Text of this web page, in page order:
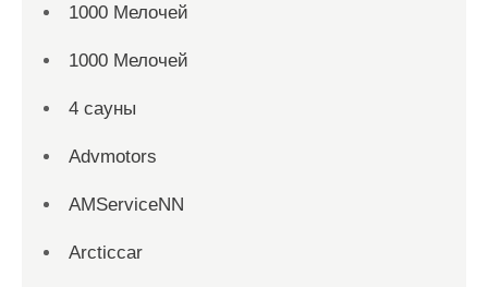
1000 Мелочей
1000 Мелочей
4 сауны
Advmotors
AMServiceNN
Arcticcar